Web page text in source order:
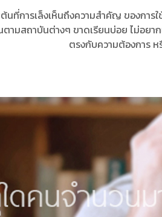
นที่การเล็งเห็นถึงความสำคัญ ของกา
ามสถาบันต่างๆ ขาดเรียนบ่อย ไม่อย
ตรงกับความต้องการ